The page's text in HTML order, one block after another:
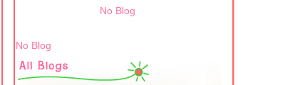
No Blog
No Blog